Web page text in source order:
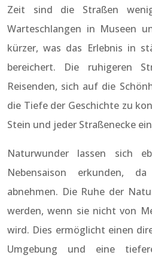
Zeit sind die Straßen
Warteschlangen in Museen
kürzer, was das Erlebnis in
bereichert. Die ruhigeren
Reisenden, sich auf die
die Tiefe der Geschichte zu
Stein und jeder Straßenecke
Naturwunder lassen sich
Nebensaison erkunden,
abnehmen. Die Ruhe der
werden, wenn sie nicht von
wird. Dies ermöglicht einen
Umgebung und eine